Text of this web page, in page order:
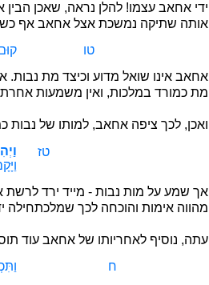
ידי אחאב עצמו! להלן נראה, שאכן הבין
אותה שתיקה נמשכת אצל אחאב אף
טו
אחאב אינו שואל מדוע וכיצד מת
מת כמורד במלכות, ואין משמעות
ואכן, לכך ציפה אחאב, למותו של נבות
טז
אך שמע על מות נבות - מייד ירד לרשת
מהווה אימות והוכחה לכך
עתה, נוסיף לאחריותו של אחאב עוד
ח